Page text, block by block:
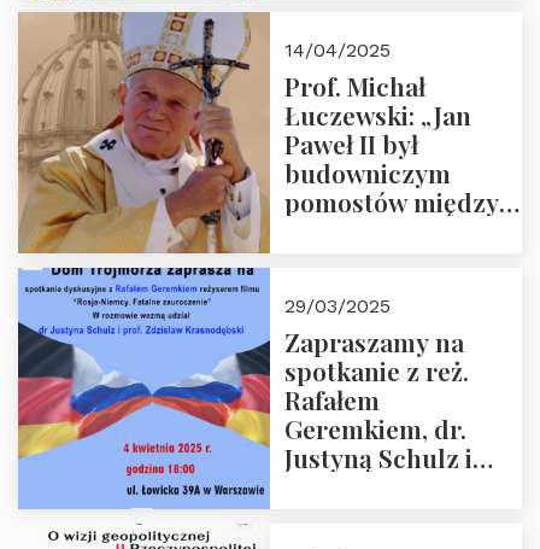
14/04/2025
Prof. Michał
Łuczewski: „Jan
Paweł II był
budowniczym
pomostów między
29/03/2025
Zapraszamy na
spotkanie z reż.
Rafałem
Geremkiem, dr.
Justyną Schulz i